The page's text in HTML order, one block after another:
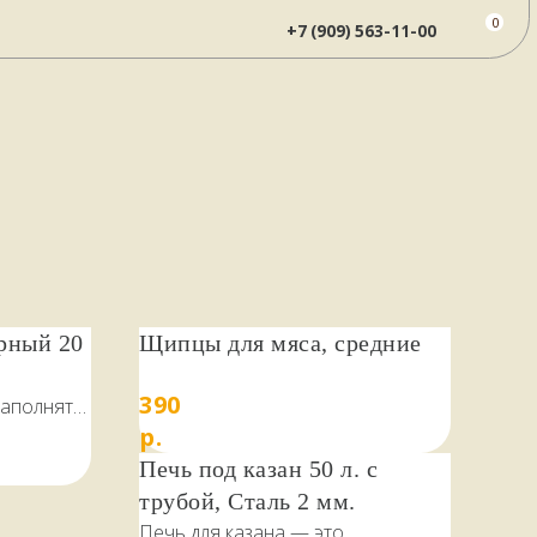
20
Щипцы для мяса, средние
390
р.
Печь под казан 50 л. с
трубой, Сталь 2 мм.